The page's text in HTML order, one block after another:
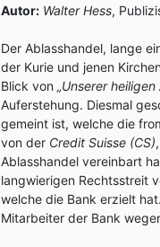
Autor: Walter Hess,
Der Ablasshandel, lange
der Kurie und jenen
Blick von „Unserer heiligen
Auferstehung. Diesmal
gemeint ist, welche die
von der Credit Suisse (CS)
Ablasshandel vereinbart
langwierigen Rechtsstreit
welche die Bank erzielt
Mitarbeiter der Bank